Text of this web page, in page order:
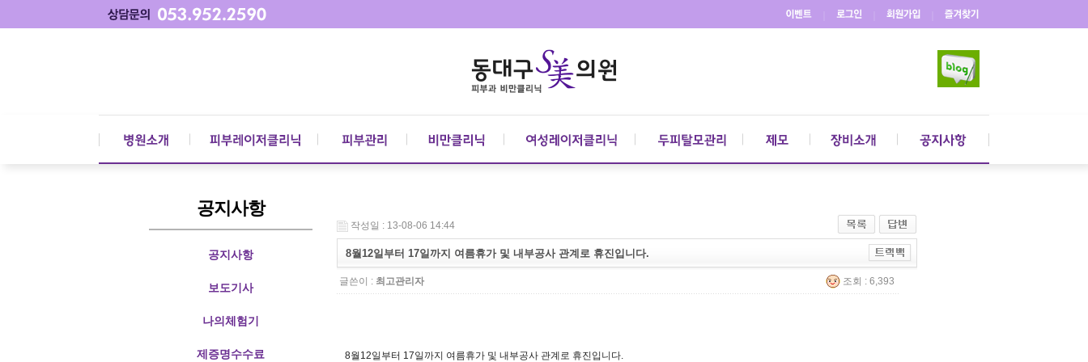
공지사항
공지사항
보도기사
나의체험기
제증명수수료
작성일 : 13-08-06 14:44
8월12일부터 17일까지 여름휴가 및 내부공사 관계로 휴진입니다.
글쓴이 : 최고관리자 조회 : 6,393
8월12일부터 17일까지 여름휴가 및 내부공사 관계로 휴진입니다.